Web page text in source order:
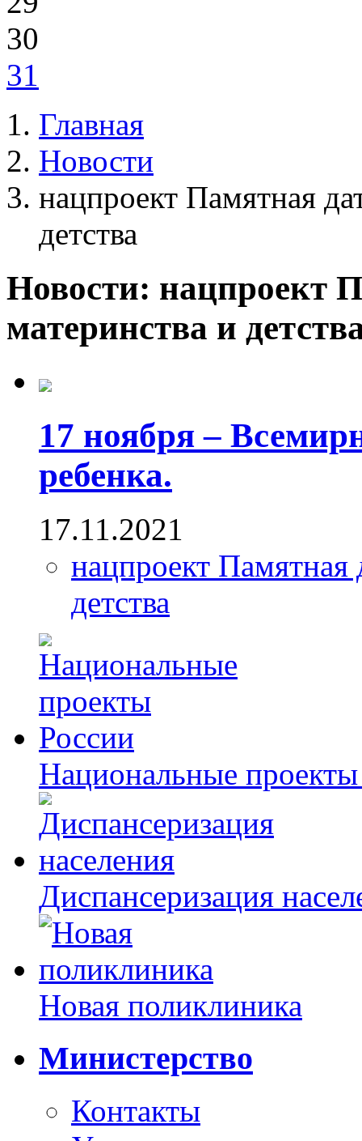
30
31
Главная
Новости
нацпроект Памятная
детства
Новости: нацпроект
материнства и
17 ноября –
ребенка.
17.11.2021
нацпроект Памятная
детства
Национальные
Диспансеризация
Новая поликлиника
Министерство
Контакты